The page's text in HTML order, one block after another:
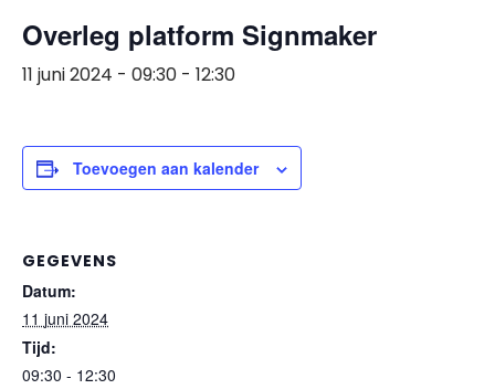
Overleg platform Signmaker
11 juni 2024 - 09:30 - 12:30
Toevoegen aan kalender
GEGEVENS
Datum:
11 juni 2024
Tijd:
09:30 - 12:30